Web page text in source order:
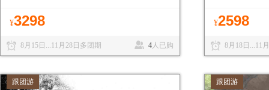
¥3298
8月15日...11月28日多团期 4人已购
¥2598
8月18日...11
跟团游 跟团游